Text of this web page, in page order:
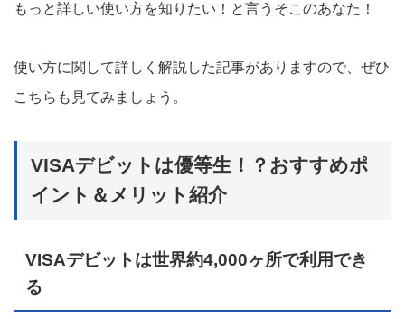
もっと詳しい使い方を知りたい！と言うそこのあなた！
使い方に関して詳しく解説した記事がありますので、ぜひ
こちらも見てみましょう。
VISAデビットは優等生！？おすすめポ
イント＆メリット紹介
VISAデビットは世界約4,000ヶ所で利用でき
る